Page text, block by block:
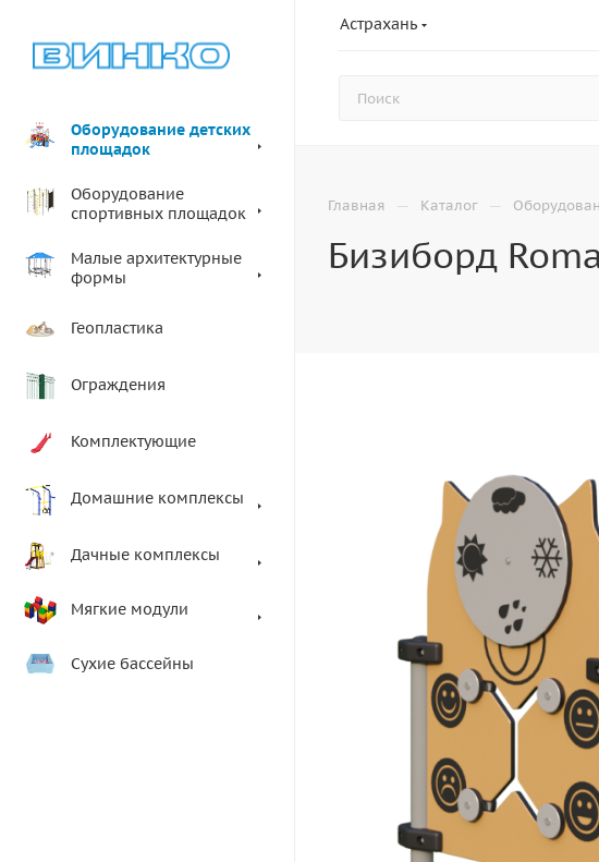
Астрахань
Оборудование детских
площадок
Оборудование
спортивных площадок
Малые архитектурные
формы
Геопластика
Ограждения
Комплектующие
Домашние комплексы
Дачные комплексы
Мягкие модули
Сухие бассейны
Главная — Каталог —
Бизиборд